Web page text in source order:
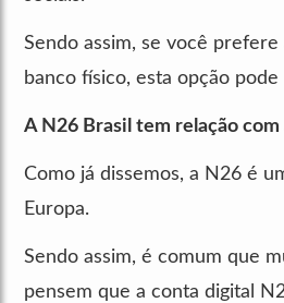
Sendo assim, se você
banco físico, esta opção
A N26 Brasil tem relação com
Como já dissemos, a N26 é
Europa.
Sendo assim, é comum que
pensem que a conta digital